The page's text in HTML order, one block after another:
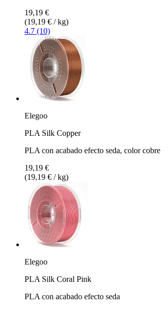
19,19 €
(19,19 € / kg)
4.7 (10)
Elegoo
PLA Silk Copper
PLA con acabado efecto seda, color cobre
19,19 €
(19,19 € / kg)
Elegoo
PLA Silk Coral Pink
PLA con acabado efecto seda